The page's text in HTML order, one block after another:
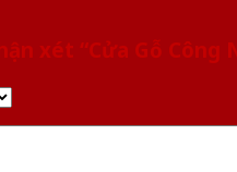
xét “Cửa Gỗ Công